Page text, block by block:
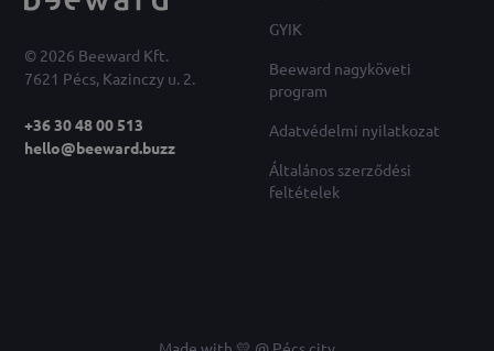
© 2026 Beeward Kft.
7621 Pécs, Kazinczy u. 2.
+36 30 48 00 513
hello@beeward.buzz
GYIK
Beeward nagyköveti
program
Adatvédelmi nyilatkozat
Általános szerződési
feltételek